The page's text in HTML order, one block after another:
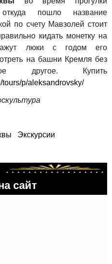
откуда пошло название
по счету Мавзолей стоит
кидать монетку на
люки с годом его
на башни Кремля без
другое.
Купить
tours/p/aleksandrovsky/
Экскурсии
сайт